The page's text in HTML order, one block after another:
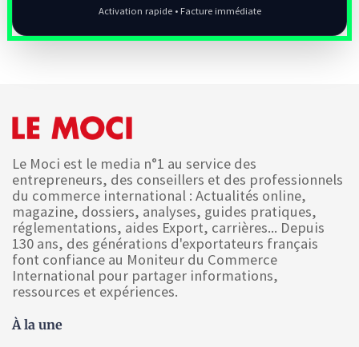
Activation rapide • Facture immédiate
Le Moci est le media n°1 au service des
entrepreneurs, des conseillers et des professionnels
du commerce international : Actualités online,
magazine, dossiers, analyses, guides pratiques,
réglementations, aides Export, carrières... Depuis
130 ans, des générations d'exportateurs français
font confiance au Moniteur du Commerce
International pour partager informations,
ressources et expériences.
À la une